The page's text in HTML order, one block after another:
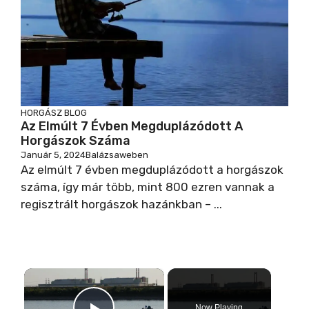
HORGÁSZ BLOG
Az Elmúlt 7 Évben Megduplázódott A
Horgászok Száma
Január 5, 2024Balázsaweben
Az elmúlt 7 évben megduplázódott a horgászok
száma, így már több, mint 800 ezren vannak a
regisztrált horgászok hazánkban – ...
×